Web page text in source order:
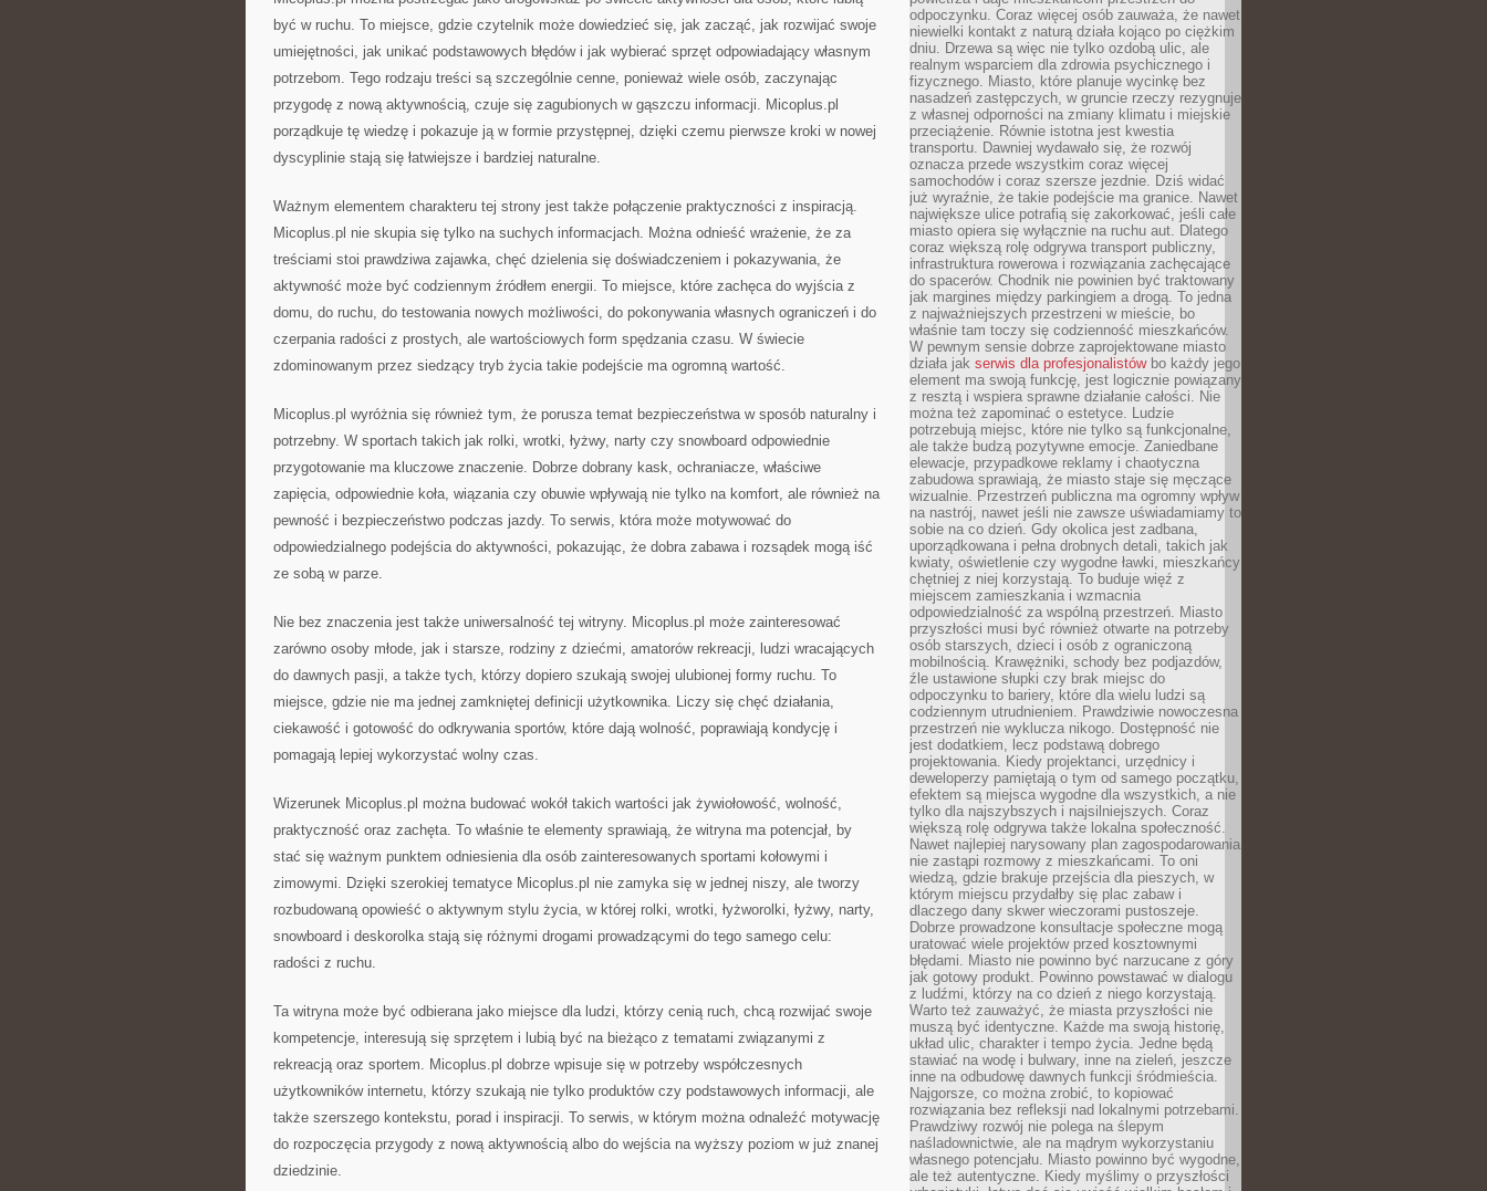
być w ruchu. To miejsce, gdzie czytelnik może dowiedzieć się, jak zacząć, jak rozwijać swoje
umiejętności, jak unikać podstawowych błędów i jak wybierać sprzęt odpowiadający własnym
potrzebom. Tego rodzaju treści są szczególnie cenne, ponieważ wiele osób, zaczynając
przygodę z nową aktywnością, czuje się zagubionych w gąszczu informacji. Micoplus.pl
porządkuje tę wiedzę i pokazuje ją w formie przystępnej, dzięki czemu pierwsze kroki w nowej
dyscyplinie stają się łatwiejsze i bardziej naturalne.
Ważnym elementem charakteru tej strony jest także połączenie praktyczności z inspiracją.
Micoplus.pl nie skupia się tylko na suchych informacjach. Można odnieść wrażenie, że za
treściami stoi prawdziwa zajawka, chęć dzielenia się doświadczeniem i pokazywania, że
aktywność może być codziennym źródłem energii. To miejsce, które zachęca do wyjścia z
domu, do ruchu, do testowania nowych możliwości, do pokonywania własnych ograniczeń i do
czerpania radości z prostych, ale wartościowych form spędzania czasu. W świecie
zdominowanym przez siedzący tryb życia takie podejście ma ogromną wartość.
Micoplus.pl wyróżnia się również tym, że porusza temat bezpieczeństwa w sposób naturalny i
potrzebny. W sportach takich jak rolki, wrotki, łyżwy, narty czy snowboard odpowiednie
przygotowanie ma kluczowe znaczenie. Dobrze dobrany kask, ochraniacze, właściwe
zapięcia, odpowiednie koła, wiązania czy obuwie wpływają nie tylko na komfort, ale również na
pewność i bezpieczeństwo podczas jazdy. To serwis, która może motywować do
odpowiedzialnego podejścia do aktywności, pokazując, że dobra zabawa i rozsądek mogą iść
ze sobą w parze.
Nie bez znaczenia jest także uniwersalność tej witryny. Micoplus.pl może zainteresować
zarówno osoby młode, jak i starsze, rodziny z dziećmi, amatorów rekreacji, ludzi wracających
do dawnych pasji, a także tych, którzy dopiero szukają swojej ulubionej formy ruchu. To
miejsce, gdzie nie ma jednej zamkniętej definicji użytkownika. Liczy się chęć działania,
ciekawość i gotowość do odkrywania sportów, które dają wolność, poprawiają kondycję i
pomagają lepiej wykorzystać wolny czas.
Wizerunek Micoplus.pl można budować wokół takich wartości jak żywiołowość, wolność,
praktyczność oraz zachęta. To właśnie te elementy sprawiają, że witryna ma potencjał, by
stać się ważnym punktem odniesienia dla osób zainteresowanych sportami kołowymi i
zimowymi. Dzięki szerokiej tematyce Micoplus.pl nie zamyka się w jednej niszy, ale tworzy
rozbudowaną opowieść o aktywnym stylu życia, w której rolki, wrotki, łyżworolki, łyżwy, narty,
snowboard i deskorolka stają się różnymi drogami prowadzącymi do tego samego celu:
radości z ruchu.
Ta witryna może być odbierana jako miejsce dla ludzi, którzy cenią ruch, chcą rozwijać swoje
kompetencje, interesują się sprzętem i lubią być na bieżąco z tematami związanymi z
rekreacją oraz sportem. Micoplus.pl dobrze wpisuje się w potrzeby współczesnych
użytkowników internetu, którzy szukają nie tylko produktów czy podstawowych informacji, ale
także szerszego kontekstu, porad i inspiracji. To serwis, w którym można odnaleźć motywację
do rozpoczęcia przygody z nową aktywnością albo do wejścia na wyższy poziom w już znanej
dziedzinie.
odpoczynku. Coraz więcej osób zauważa, że nawet
niewielki kontakt z naturą działa kojąco po ciężkim
dniu. Drzewa są więc nie tylko ozdobą ulic, ale
realnym wsparciem dla zdrowia psychicznego i
fizycznego. Miasto, które planuje wycinkę bez
nasadzeń zastępczych, w gruncie rzeczy rezygnuje
z własnej odporności na zmiany klimatu i miejskie
przeciążenie. Równie istotna jest kwestia
transportu. Dawniej wydawało się, że rozwój
oznacza przede wszystkim coraz więcej
samochodów i coraz szersze jezdnie. Dziś widać
już wyraźnie, że takie podejście ma granice. Nawet
największe ulice potrafią się zakorkować, jeśli całe
miasto opiera się wyłącznie na ruchu aut. Dlatego
coraz większą rolę odgrywa transport publiczny,
infrastruktura rowerowa i rozwiązania zachęcające
do spacerów. Chodnik nie powinien być traktowany
jak margines między parkingiem a drogą. To jedna
z najważniejszych przestrzeni w mieście, bo
właśnie tam toczy się codzienność mieszkańców.
W pewnym sensie dobrze zaprojektowane miasto
działa jak serwis dla profesjonalistówbo każdy jego
element ma swoją funkcję, jest logicznie powiązany
z resztą i wspiera sprawne działanie całości. Nie
można też zapominać o estetyce. Ludzie
potrzebują miejsc, które nie tylko są funkcjonalne,
ale także budzą pozytywne emocje. Zaniedbane
elewacje, przypadkowe reklamy i chaotyczna
zabudowa sprawiają, że miasto staje się męczące
wizualnie. Przestrzeń publiczna ma ogromny wpływ
na nastrój, nawet jeśli nie zawsze uświadamiamy to
sobie na co dzień. Gdy okolica jest zadbana,
uporządkowana i pełna drobnych detali, takich jak
kwiaty, oświetlenie czy wygodne ławki, mieszkańcy
chętniej z niej korzystają. To buduje więź z
miejscem zamieszkania i wzmacnia
odpowiedzialność za wspólną przestrzeń. Miasto
przyszłości musi być również otwarte na potrzeby
osób starszych, dzieci i osób z ograniczoną
mobilnością. Krawężniki, schody bez podjazdów,
źle ustawione słupki czy brak miejsc do
odpoczynku to bariery, które dla wielu ludzi są
codziennym utrudnieniem. Prawdziwie nowoczesna
przestrzeń nie wyklucza nikogo. Dostępność nie
jest dodatkiem, lecz podstawą dobrego
projektowania. Kiedy projektanci, urzędnicy i
deweloperzy pamiętają o tym od samego początku,
efektem są miejsca wygodne dla wszystkich, a nie
tylko dla najszybszych i najsilniejszych. Coraz
większą rolę odgrywa także lokalna społeczność.
Nawet najlepiej narysowany plan zagospodarowania
nie zastąpi rozmowy z mieszkańcami. To oni
wiedzą, gdzie brakuje przejścia dla pieszych, w
którym miejscu przydałby się plac zabaw i
dlaczego dany skwer wieczorami pustoszeje.
Dobrze prowadzone konsultacje społeczne mogą
uratować wiele projektów przed kosztownymi
błędami. Miasto nie powinno być narzucane z góry
jak gotowy produkt. Powinno powstawać w dialogu
z ludźmi, którzy na co dzień z niego korzystają.
Warto też zauważyć, że miasta przyszłości nie
muszą być identyczne. Każde ma swoją historię,
układ ulic, charakter i tempo życia. Jedne będą
stawiać na wodę i bulwary, inne na zieleń, jeszcze
inne na odbudowę dawnych funkcji śródmieścia.
Najgorsze, co można zrobić, to kopiować
rozwiązania bez refleksji nad lokalnymi potrzebami.
Prawdziwy rozwój nie polega na ślepym
naśladownictwie, ale na mądrym wykorzystaniu
własnego potencjału. Miasto powinno być wygodne,
ale też autentyczne. Kiedy myślimy o przyszłości